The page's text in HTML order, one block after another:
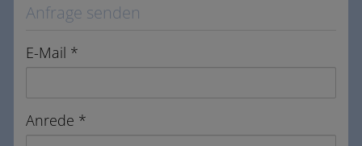
Anfrage senden
E-Mail
Anrede